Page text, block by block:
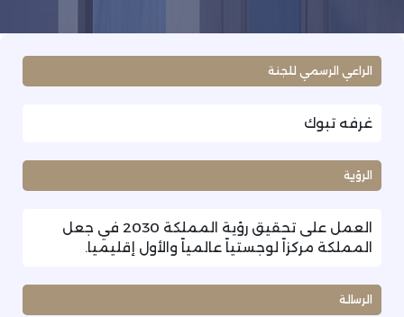
الراعي الرسمي للجنة
غرفه تبوك
الرؤية
العمل على تحقيق رؤية المملكة 2030 في جعل
المملكة مركزاً لوجستياً عالمياً والأول إقليميا.
الرسالة